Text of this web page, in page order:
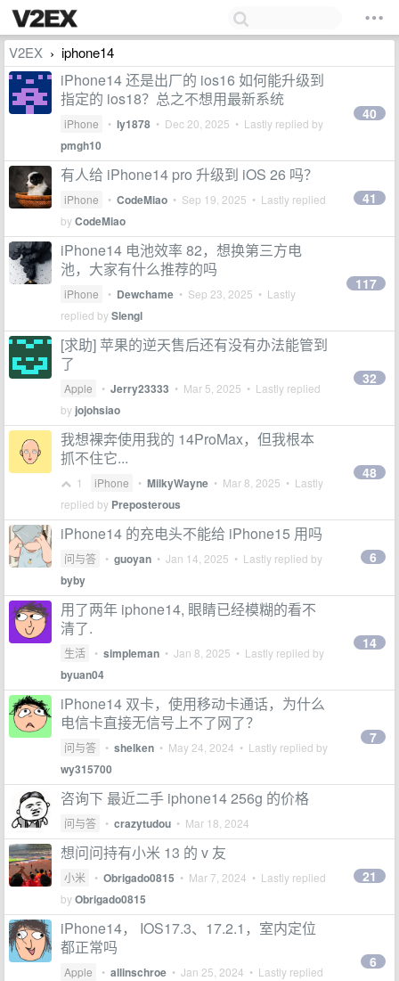
V2EX › iphone14
iPhone14 还是出厂的 ios16 如何能升级到
指定的 ios18？总之不想用最新系统
iPhone • ly1878 • Dec 20, 2025 • Lastly replied by
pmgh10
40
有人给 iPhone14 pro 升级到 iOS 26 吗？
iPhone • CodeMiao • Sep 19, 2025 • Lastly replied
byCodeMiao
41
iPhone14 电池效率 82，想换第三方电
池，大家有什么推荐的吗
iPhone • Dewchame • Sep 23, 2025 • Lastly
replied bySlengl
117
[求助] 苹果的逆天售后还有没有办法能管到
了
Apple • Jerry23333 • Mar 5, 2025 • Lastly replied
by jojohsiao
32
我想裸奔使用我的 14ProMax，但我根本
抓不住它...
1 iPhone • MilkyWayne • Mar 8, 2025 • Lastly
replied by Preposterous
48
iPhone14 的充电头不能给 iPhone15 用吗
问与答 • guoyan • Jan 14, 2025 • Lastly replied by
byby
6
用了两年 iphone14, 眼睛已经模糊的看不
清了.
生活 • simpleman • Jan 8, 2025 • Lastly replied by
byuan04
14
iPhone14 双卡，使用移动卡通话，为什么
电信卡直接无信号上不了网了？
问与答 • shelken • May 24, 2024 • Lastly replied by
wy315700
7
咨询下 最近二手 iphone14 256g 的价格
问与答 • crazytudou • Mar 18, 2024
想问问持有小米 13 的 v 友
小米 • Obrigado0815 • Mar 7, 2024 • Lastly replied
byObrigado0815
21
iPhone14， IOS17.3、17.2.1，室内定位
都正常吗
Apple • allinschroe • Jan 25, 2024 • Lastly replied
6